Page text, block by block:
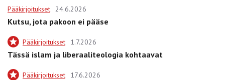
Pääkirjoitukset 24.6.2026
Kutsu, jota pakoon ei pääse
Pääkirjoitukset 1.7.2026
Tässä islam ja liberaaliteologia kohtaavat
Pääkirjoitukset 17.6.2026